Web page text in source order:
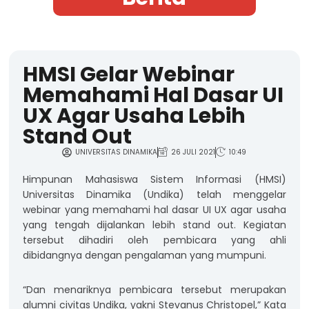
HMSI Gelar Webinar
Memahami Hal Dasar UI
UX Agar Usaha Lebih
Stand Out
UNIVERSITAS DINAMIKA 26 JULI 2021 10:49
Himpunan Mahasiswa Sistem Informasi (HMSI)
Universitas Dinamika (Undika) telah menggelar
webinar yang memahami hal dasar UI UX agar usaha
yang tengah dijalankan lebih stand out. Kegiatan
tersebut dihadiri oleh pembicara yang ahli
dibidangnya dengan pengalaman yang mumpuni.
“Dan menariknya pembicara tersebut merupakan
alumni civitas Undika, yakni Stevanus Christopel,” Kata